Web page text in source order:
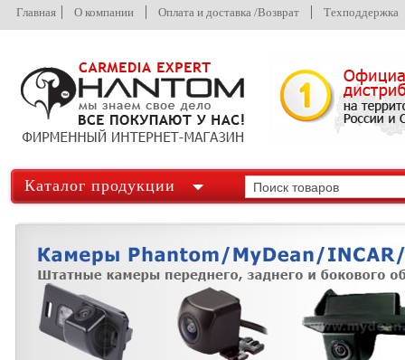
Главная О компании Оплата и доставка /Возврат Техподдержка
Каталог продукции